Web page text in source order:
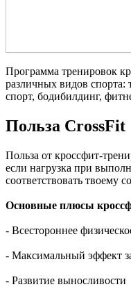
Программа тренировок
различных видов спорта:
спорт, бодибилдинг,
Польза CrossFit
Польза от кроссфит-
если нагрузка при
соответствовать твоему
Основные плюсы
- Всестороннее
- Максимальный эффект
- Развитие выносливости